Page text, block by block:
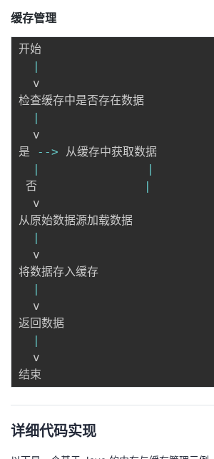
缓存管理
开始
|
  v
检查缓存中是否存在数据
|
  v
是
--> 从缓存中获取数据
|
|
否
|
  v
从原始数据源加载数据
|
  v
将数据存入缓存
|
  v
返回数据
|
  v
详细代码实现